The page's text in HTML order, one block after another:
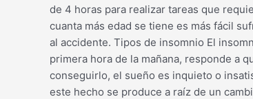
de 4 horas para realizar tareas que
cuanta más edad se tiene es más fácil
al accidente. Tipos de insomnio El
primera hora de la mañana, responde a
conseguirlo, el sueño es inquieto o
este hecho se produce a raíz de un